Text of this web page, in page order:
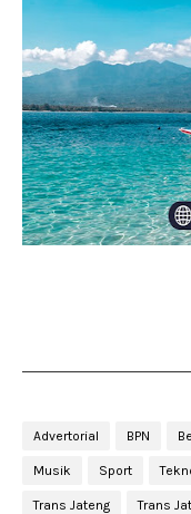
Advertorial BPN
Musik Sport
Trans Jateng Trans